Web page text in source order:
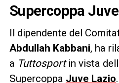
Supercoppa
Il dipendente del
Abdullah Kabbani, ha
a Tuttosportin vista
Supercoppa Juve Lazio